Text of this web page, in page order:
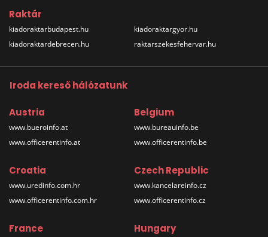
Raktár
kiadoraktarbudapest.hu
kiadoraktardebrecen.hu
kiadoraktargyor.hu
raktarszekesfehervar.hu
Iroda kereső hálózatunk
Austria
www.bueroinfo.at
www.officerentinfo.at
Belgium
www.bureauinfo.be
www.officerentinfo.be
Croatia
www.uredinfo.com.hr
www.officerentinfo.com.hr
Czech Republic
www.kancelareinfo.cz
www.officerentinfo.cz
France Hungary